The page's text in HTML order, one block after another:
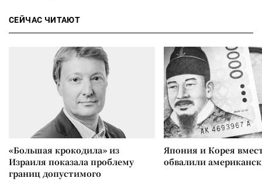
СЕЙЧАС ЧИТАЮТ
«Большая крокодила» из
Израиля показала проблему
границ допустимого
Япония и Корея
обвалили